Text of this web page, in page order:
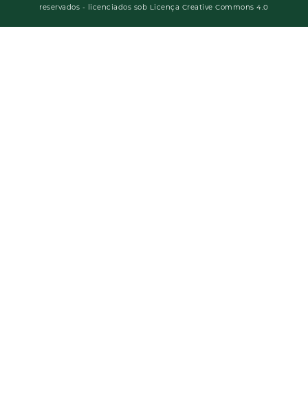
reservados - licenciados sob Licença Creative Commons 4.0